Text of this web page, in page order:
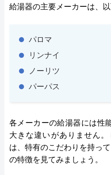
給湯器の主要メーカーは、以
パロマ
リンナイ
ノーリツ
パーパス
各メーカーの給湯器には性
大きな違いがありません
は、特有のこだわりを持っ
の特徴を見てみましょう。